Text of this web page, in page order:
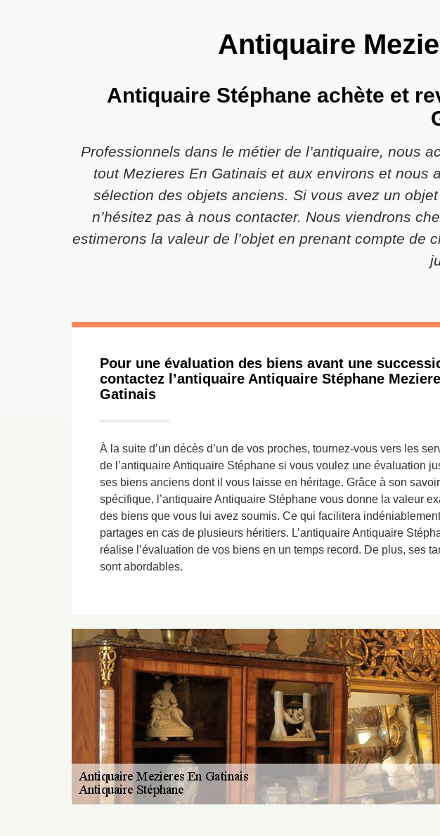
Antiquaire
Antiquaire Stéphane achète et
Professionnels dans le métier de l’antiquaire, nous
tout Mezieres En Gatinais et aux environs et
sélection des objets anciens. Si vous avez un
n’hésitez pas à nous contacter. Nous viendrons
estimerons la valeur de l’objet en prenant compte de
Pour une évaluation des biens avant une
contactez l’antiquaire Antiquaire Stéphane
Gatinais
À la suite d’un décès d’un de vos proches, tournez-vous vers les
de l’antiquaire Antiquaire Stéphane si vous voulez une évaluation
ses biens anciens dont il vous laisse en héritage. Grâce à son
spécifique, l’antiquaire Antiquaire Stéphane vous donne la valeur
des biens que vous lui avez soumis. Ce qui facilitera
partages en cas de plusieurs héritiers. L’antiquaire Antiquaire
réalise l’évaluation de vos biens en un temps record. De plus, ses
sont abordables.